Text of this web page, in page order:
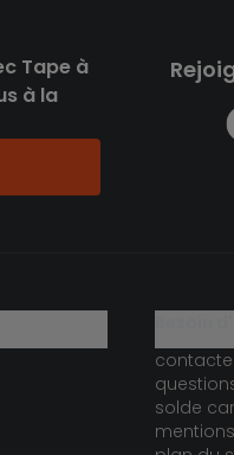
Tape à
à la
solde